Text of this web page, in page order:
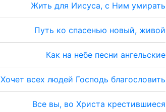
Жить для Иисуса, с Ним умирать
Путь ко спасенью новый, живой
Как на небе песни ангельские
Хочет всех людей Господь благословить
Все вы, во Христа крестившиеся